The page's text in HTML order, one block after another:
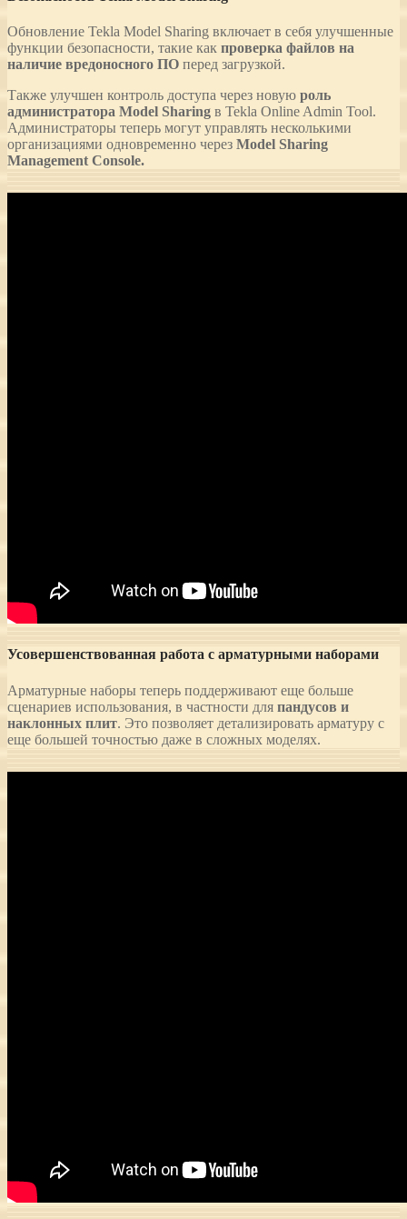
Обновление Tekla Model Sharing включает в себя улучшенные
функции безопасности, такие как проверка файлов на
наличие вредоносного ПО перед загрузкой.
Также улучшен контроль доступа через новую роль
администратора Model Sharing в Tekla Online Admin Tool.
Администраторы теперь могут управлять несколькими
организациями одновременно через Model Sharing
Management Console.
Усовершенствованная работа с арматурными наборами
Арматурные наборы теперь поддерживают еще больше
сценариев использования, в частности для пандусов и
наклонных плит. Это позволяет детализировать арматуру с
еще большей точностью даже в сложных моделях.